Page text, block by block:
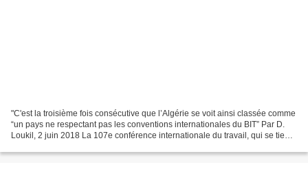
"C'est la troisième fois consécutive que l’Algérie se voit ainsi classée comme
“un pays ne respectant pas les conventions internationales du BIT” Par D.
Loukil, 2 juin 2018 La 107e conférence internationale du travail, qui se tient